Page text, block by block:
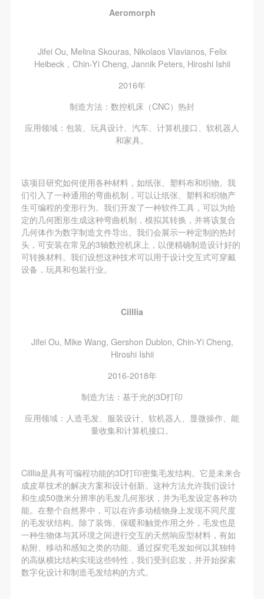
Aeromorph
Jifei Ou, Melina Skouras, Nikolaos Vlavianos, Felix
Heibeck，Chin-Yi Cheng, Jannik Peters, Hiroshi Ishii
2016年
制造方法：数控机床（CNC）热封
应用领域：包装、玩具设计、汽车、计算机接口、软机器人
和家具。
该项目研究如何使用各种材料，如纸张、塑料布和织物。我
们引入了一种通用的弯曲机制，可以让纸张、塑料和织物产
生可编程的变形行为。我们开发了一种软件工具，可以为给
定的几何图形生成这种弯曲机制，模拟其转换，并将该复合
几何体作为数字制造文件导出。我们会展示一种定制的热封
头，可安装在常见的3轴数控机床上，以便精确制造设计好的
可转换材料。我们设想这种技术可以用于设计交互式可穿戴
设备，玩具和包装行业。
Cilllia
Jifei Ou, Mike Wang, Gershon Dublon, Chin-Yi Cheng,
Hiroshi Ishii
2016-2018年
制造方法：基于光的3D打印
应用领域：人造毛发、服装设计、软机器人、显微操作、能
量收集和计算机接口。
Cilllia是具有可编程功能的3D打印密集毛发结构。它是未来合
成皮草技术的解决方案和设计创新。这种方法允许我们设计
和生成50微米分辨率的毛发几何形状，并为毛发设定各种功
能。在整个自然界中，可以在许多动植物身上发现不同尺度
的毛发状结构。除了装饰、保暖和触觉作用之外，毛发也是
一种生物体与其环境之间进行交互的天然响应型材料，有如
粘附、移动和感知之类的功能。通过探究毛发如何以其独特
的高纵横比结构实现这些特性，我们受到启发，并开始探索
数字化设计和制造毛发结构的方式。
有关规定，为明确肖像许可方（甲方）和使用方（乙
一、 一般约定
肖像权许可乙方作符合本协议约定和法律规定的用
（2）、乙方中央美术学院美术馆是一所具有标志
性、专业性、国际化的现代公共美术馆。中央美术学
和观众进行良好互动。以学院的学术研究为基础，积
极策划国际、国内多视角、多领域的展览、论坛及公
共教育活动，为美院师生、中外艺术家以及社会公众
提供一个交流、学习、展示的平台。作为一家公益性
单位，其开展的公共教育活动以学术性和公益性为
主。
（1）、拍摄内容 乙方拍摄的带有甲方肖像的作品内
容包括：①中央美术学院美术馆②中央美术学院校园
内○3由中央美术学院公共教育部策划或执行的一切活
（2）、使用形式 用于中央美术学院图书出版、销售
附带光盘及宣传资料。
（3）、使用地域范围
使用肖像的媒介限于不损害甲方肖像权的任何媒介
（如杂志、网络等）。
三、肖像权使用期限
永久使用。
四、许可使用费用
带有甲方肖像作品的拍摄费用由乙方承担。
乙方于拍摄完带有甲方肖像的作品无需支付甲方任何
有关规定，为明确肖像许可方（甲方）和使用方（乙
一、 一般约定
肖像权许可乙方作符合本协议约定和法律规定的用
（2）、乙方中央美术学院美术馆是一所具有标志
性、专业性、国际化的现代公共美术馆。中央美术学
和观众进行良好互动。以学院的学术研究为基础，积
极策划国际、国内多视角、多领域的展览、论坛及公
共教育活动，为美院师生、中外艺术家以及社会公众
提供一个交流、学习、展示的平台。作为一家公益性
单位，其开展的公共教育活动以学术性和公益性为
主。
（1）、拍摄内容 乙方拍摄的带有甲方肖像的作品内
容包括：①中央美术学院美术馆②中央美术学院校园
内○3由中央美术学院公共教育部策划或执行的一切活
（2）、使用形式 用于中央美术学院图书出版、销售
附带光盘及宣传资料。
（3）、使用地域范围
使用肖像的媒介限于不损害甲方肖像权的任何媒介
（如杂志、网络等）。
三、肖像权使用期限
永久使用。
四、许可使用费用
带有甲方肖像作品的拍摄费用由乙方承担。
乙方于拍摄完带有甲方肖像的作品无需支付甲方任何
有关规定，为明确肖像许可方（甲方）和使用方（乙
一、 一般约定
肖像权许可乙方作符合本协议约定和法律规定的用
（2）、乙方中央美术学院美术馆是一所具有标志
性、专业性、国际化的现代公共美术馆。中央美术学
和观众进行良好互动。以学院的学术研究为基础，积
极策划国际、国内多视角、多领域的展览、论坛及公
共教育活动，为美院师生、中外艺术家以及社会公众
提供一个交流、学习、展示的平台。作为一家公益性
单位，其开展的公共教育活动以学术性和公益性为
主。
（1）、拍摄内容 乙方拍摄的带有甲方肖像的作品内
容包括：①中央美术学院美术馆②中央美术学院校园
内○3由中央美术学院公共教育部策划或执行的一切活
（2）、使用形式 用于中央美术学院图书出版、销售
附带光盘及宣传资料。
（3）、使用地域范围
使用肖像的媒介限于不损害甲方肖像权的任何媒介
（如杂志、网络等）。
三、肖像权使用期限
永久使用。
四、许可使用费用
带有甲方肖像作品的拍摄费用由乙方承担。
乙方于拍摄完带有甲方肖像的作品无需支付甲方任何